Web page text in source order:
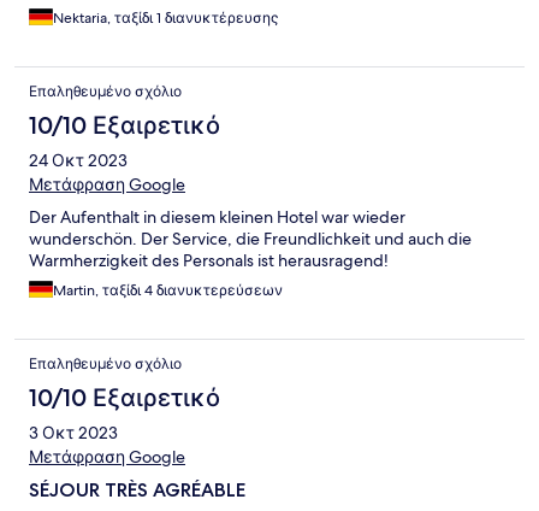
Nektaria, ταξίδι 1 διανυκτέρευσης
Επαληθευμένο σχόλιο
10/10 Εξαιρετικό
24 Οκτ 2023
Μετάφραση Google
Der Aufenthalt in diesem kleinen Hotel war wieder
wunderschön. Der Service, die Freundlichkeit und auch die
Warmherzigkeit des Personals ist herausragend!
Martin, ταξίδι 4 διανυκτερεύσεων
Επαληθευμένο σχόλιο
10/10 Εξαιρετικό
3 Οκτ 2023
Μετάφραση Google
SÉJOUR TRÈS AGRÉABLE